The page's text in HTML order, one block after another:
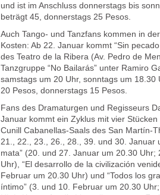
und ist im Anschluss donnerstags bis
beträgt 45, donnerstags 25 Pesos.
Auch Tango- und Tanzfans kommen in
Kosten: Ab 22. Januar kommt “Sin
des Teatro de la Ribera (Av. Pedro de
Tanzgruppe “No Bailarás” unter Ramiro
samstags um 20 Uhr, sonntags um
20 Pesos, donnerstags 15 Pesos.
Fans des Dramaturgen und Regisseurs
Januar kommt ein Zyklus mit vier
Cunill Cabanellas-Saals des San Martín-
21., 22., 23., 26., 28., 39. und 30. Januar
mata” (20. und 27. Januar um 20.30
Uhr), “El desarrollo de la civilización
Februar um 20.30 Uhr) und “Todos los
íntimo” (3. und 10. Februar um 20.30